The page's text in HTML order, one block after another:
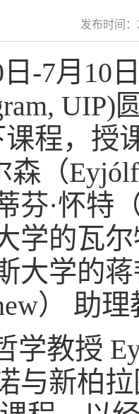
发布时间
日-7月10
程，授
（
芬·怀特
学的瓦尔
大学的
） 助
学教授
与新柏